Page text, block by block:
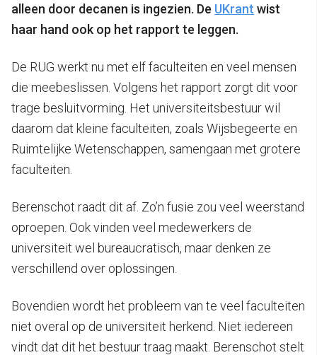
alleen door decanen is ingezien. De UKrant wist
haar hand ook op het rapport te leggen.
De RUG werkt nu met elf faculteiten en veel mensen
die meebeslissen. Volgens het rapport zorgt dit voor
trage besluitvorming. Het universiteitsbestuur wil
daarom dat kleine faculteiten, zoals Wijsbegeerte en
Ruimtelijke Wetenschappen, samengaan met grotere
faculteiten.
Berenschot raadt dit af. Zo’n fusie zou veel weerstand
oproepen. Ook vinden veel medewerkers de
universiteit wel bureaucratisch, maar denken ze
verschillend over oplossingen.
Bovendien wordt het probleem van te veel faculteiten
niet overal op de universiteit herkend. Niet iedereen
vindt dat dit het bestuur traag maakt. Berenschot stelt